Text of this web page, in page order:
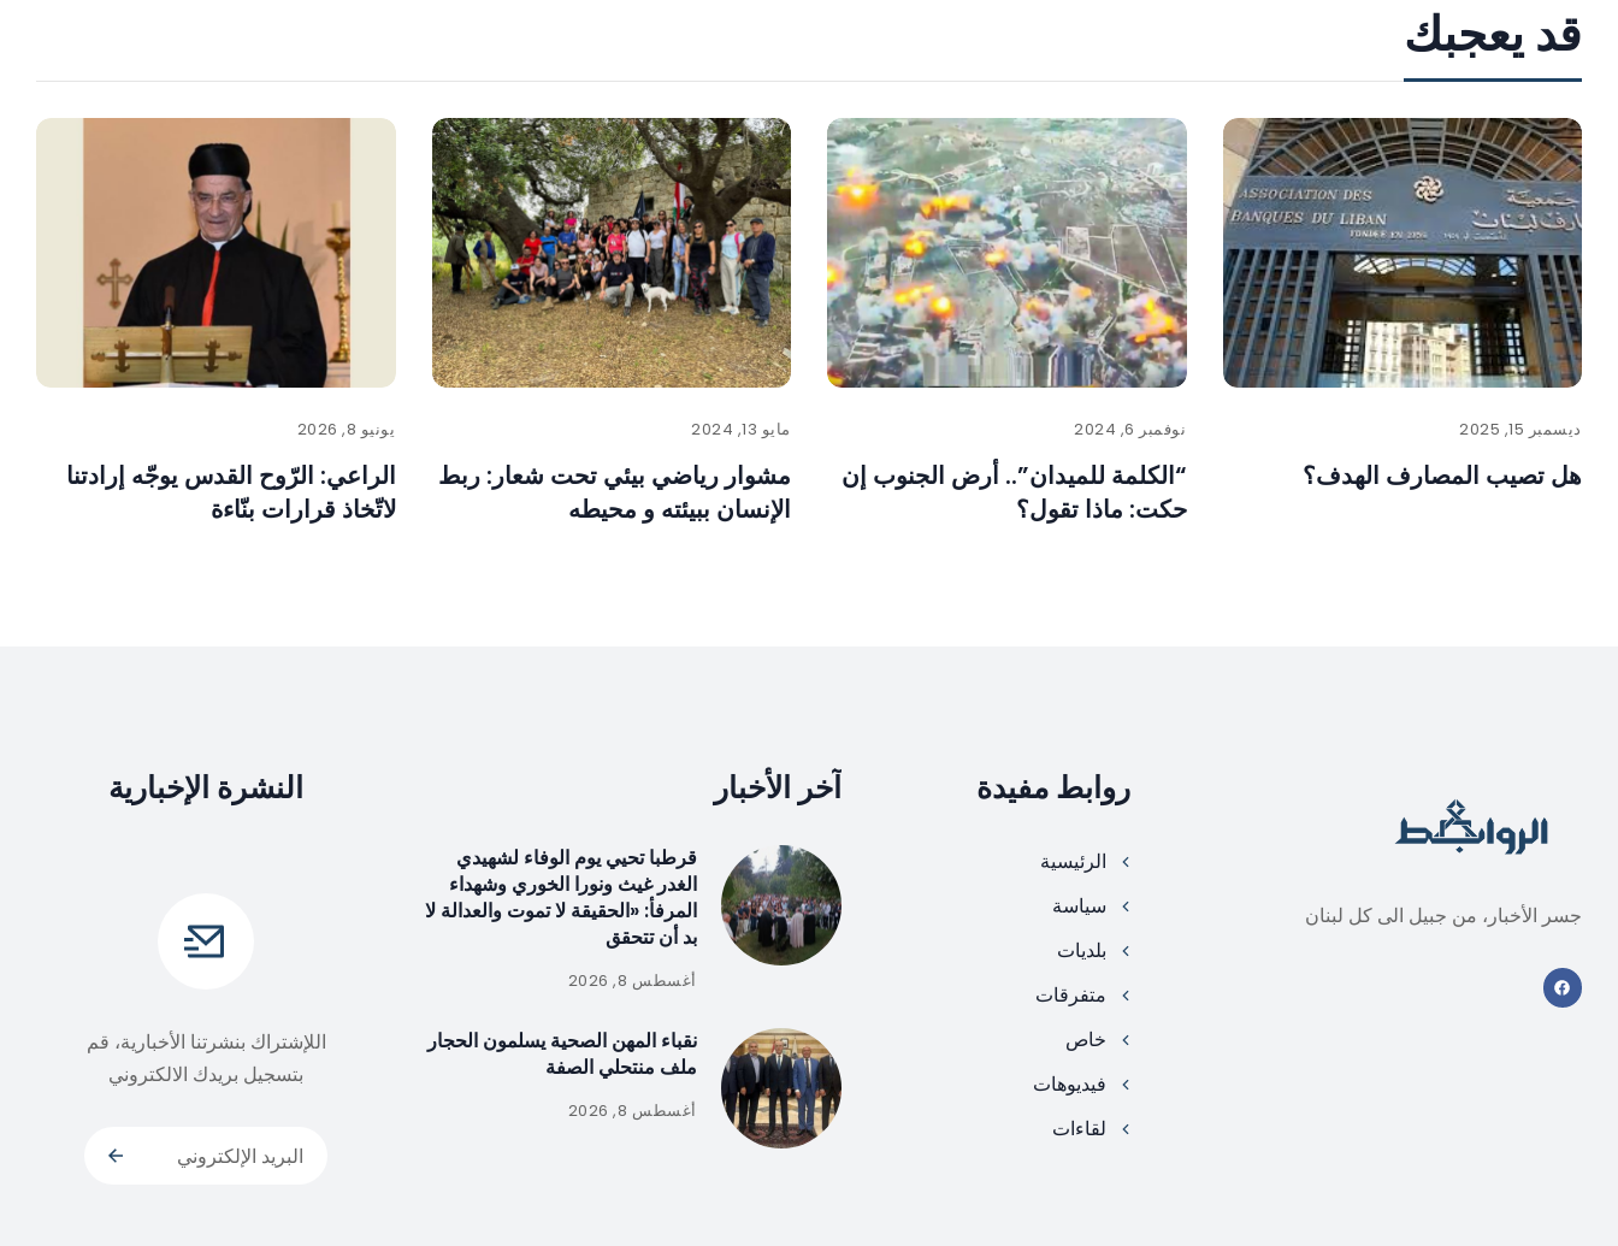
قد يعجبك
ديسمبر 15, 2025
هل تصيب المصارف الهدف؟
نوفمبر 6, 2024
“الكلمة للميدان”.. أرض الجنوب إن
حكت: ماذا تقول؟
مايو 13, 2024
مشوار رياضي بيئي تحت شعار: ربط
الإنسان ببيئته و محيطه
يونيو 8, 2026
الراعي: الرّوح القدس يوجّه إرادتنا
لاتّخاذ قرارات بنّاءة
جسر الأخبار، من جبيل الى كل لبنان
روابط مفيدة
الرئيسية
سياسة
بلديات
متفرقات
خاص
فيديوهات
لقاءات
آخر الأخبار
قرطبا تحيي يوم الوفاء لشهيدي
الغدر غيث ونورا الخوري وشهداء
المرفأ: «الحقيقة لا تموت والعدالة لا
بد أن تتحقق
أغسطس 8, 2026
نقباء المهن الصحية يسلمون الحجار
ملف منتحلي الصفة
أغسطس 8, 2026
النشرة الإخبارية
اللإشتراك بنشرتنا الأخبارية، قم
بتسجيل بريدك الالكتروني